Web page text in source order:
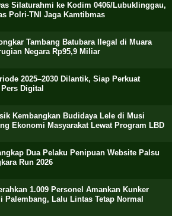
Silaturahmi ke Kodim 0406/Lubuklinggau,
Polri-TNI Jaga Kamtibmas
Tambang Batubara Ilegal di Muara
Negara Rp95,9 Miliar
2025–2030 Dilantik, Siap Perkuat
Digital
Kembangkan Budidaya Lele di Musi
Ekonomi Masyarakat Lewat Program LBD
Dua Pelaku Penipuan Website Palsu
Run 2026
1.009 Personel Amankan Kunker
Palembang, Lalu Lintas Tetap Normal